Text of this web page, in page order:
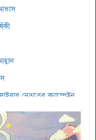
নেতৃত্বের ক্যাম্পেইন
দ্বিতীয় পর্ব অনুষ্ঠিত
অ্যালবাম ‘ঘুমের ঘুঙুর’